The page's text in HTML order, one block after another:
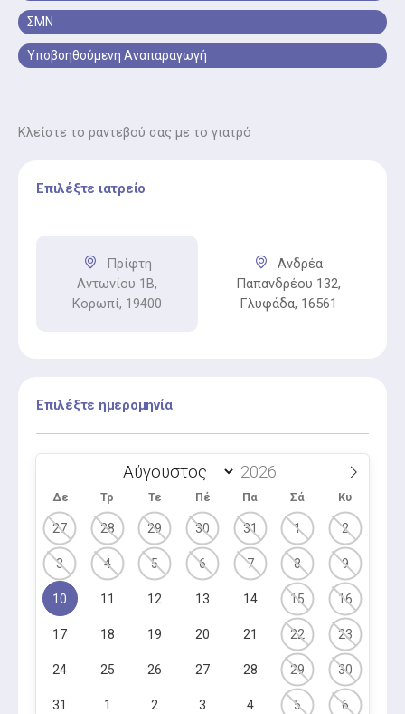
ΣΜΝ
Υποβοηθούμενη Αναπαραγωγή
στα κύτταρα του τραχήλου της μήτρας.
Κλείστε το ραντεβού σας με το γιατρό
Επιλέξτε ιατρείο
Πρίφτη
Αντωνίου 1Β,
Κορωπί, 19400
Ανδρέα
Παπανδρέου 132,
Γλυφάδα, 16561
Επιλέξτε ημερομηνία
Δε Τρ Τε Πέ Πα Σά Κυ
27 28 29 30 31 1 2
3 4 5 6 7 8 9
10 11 12 13 14 15 16
17 18 19 20 21 22 23
24 25 26 27 28 29 30
31 1 2 3 4 5 6